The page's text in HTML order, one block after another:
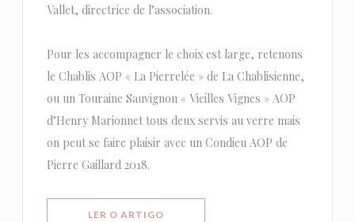
Vallet, directrice de l’association.
Pour les accompagner le choix est large, retenons
le Chablis AOP « La Pierrelée » de La Chablisienne,
ou un Touraine Sauvignon « Vieilles Vignes » AOP
d’Henry Marionnet tous deux servis au verre mais
on peut se faire plaisir avec un Condieu AOP de
Pierre Gaillard 2018.
LER O ARTIGO((ABRE NUMA NOVA JANELA))